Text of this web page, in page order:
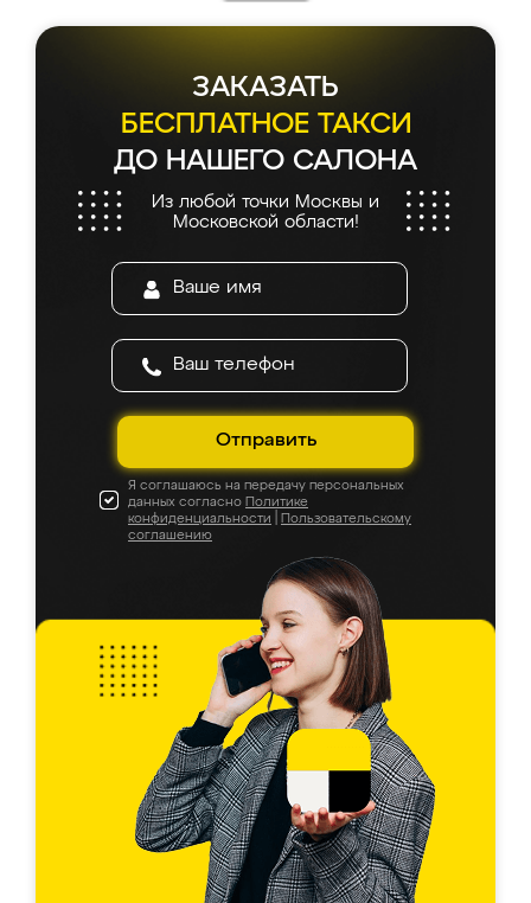
ЗАКАЗАТЬ
БЕСПЛАТНОЕ ТАКСИ
ДО НАШЕГО САЛОНА
Из любой точки Москвы и
Московской области!
Отправить
Я соглашаюсь на передачу персональных
данных согласно Политике
конфиденциальности
Пользовательскому
соглашению